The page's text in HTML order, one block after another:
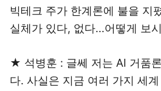
빅테크 주가 한계론에 불을 지
실체가 있다, 없다...어떻게 보
★ 석병훈 : 글쎄 저는 AI 거품
다. 사실은 지금 여러 가지 세